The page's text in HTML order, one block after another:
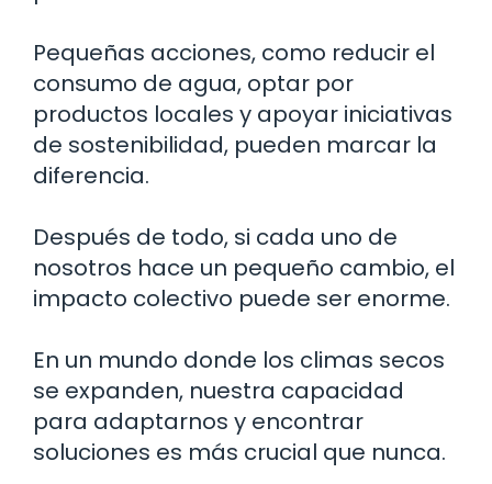
Pequeñas acciones, como reducir el
consumo de agua, optar por
productos locales y apoyar iniciativas
de sostenibilidad, pueden marcar la
diferencia.
Después de todo, si cada uno de
nosotros hace un pequeño cambio, el
impacto colectivo puede ser enorme.
En un mundo donde los climas secos
se expanden, nuestra capacidad
para adaptarnos y encontrar
soluciones es más crucial que nunca.